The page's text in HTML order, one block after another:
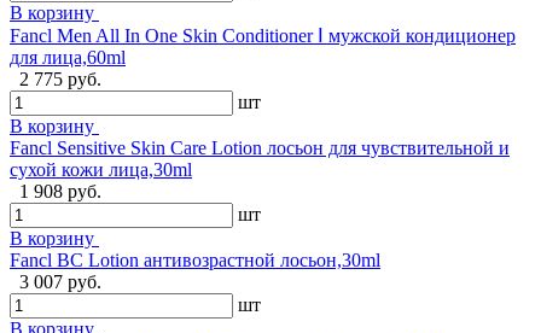
В корзину
Fancl Men All In One Skin Conditioner Ⅰ мужской кондиционер
для лица,60ml
2 775 руб.
шт
В корзину
Fancl Sensitive Skin Care Lotion лосьон для чувствительной и
сухой кожи лица,30ml
1 908 руб.
шт
В корзину
Fancl BC Lotion антивозрастной лосьон,30ml
3 007 руб.
шт
В корзину